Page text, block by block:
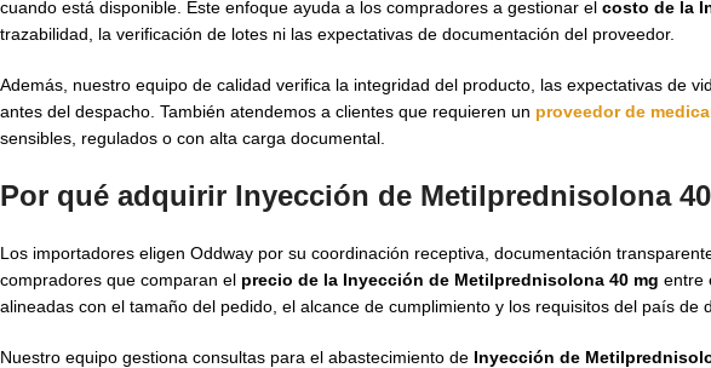
cuando está disponible. Este enfoque ayuda a los compradores a gestionar el costo de la
trazabilidad, la verificación de lotes ni las expectativas de documentación del proveedor.
Además, nuestro equipo de calidad verifica la integridad del producto, las expectativas de
antes del despacho. También atendemos a clientes que requieren un proveedor de
sensibles, regulados o con alta carga documental.
Por qué adquirir Inyección de Metilprednisolona
Los importadores eligen Oddway por su coordinación receptiva, documentación
compradores que comparan el precio de la Inyección de Metilprednisolona 40 mg entre
alineadas con el tamaño del pedido, el alcance de cumplimiento y los requisitos del país de
Nuestro equipo gestiona consultas para el abastecimiento de Inyección de